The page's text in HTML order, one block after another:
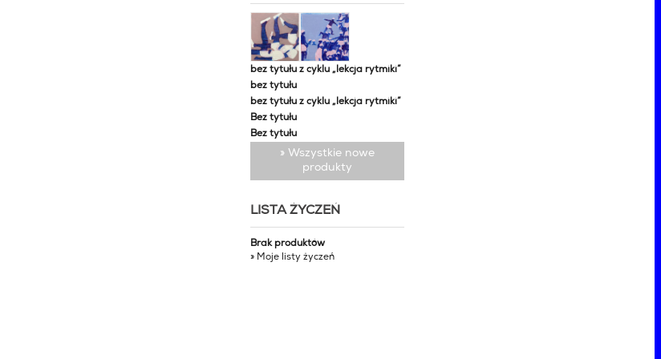
bez tytułu z cyklu „lekcja rytmiki”
bez tytułu
bez tytułu z cyklu „lekcja rytmiki”
Bez tytułu
Bez tytułu
» Wszystkie nowe
produkty
LISTA ŻYCZEŃ
Brak produktów
» Moje listy życzeń